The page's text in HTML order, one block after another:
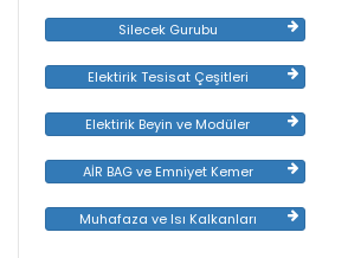
Silecek Gurubu
Elektirik Tesisat Çeşitleri
Elektirik Beyin ve Modüler
AİR BAG ve Emniyet Kemer
Muhafaza ve Isı Kalkanları